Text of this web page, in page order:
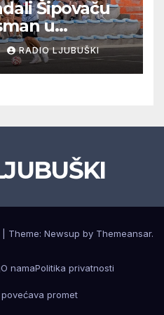
Šipovaču
u
izborio
Klobuk ispao,
četvrtfinale
RADIO LJUBUŠKI
Theme: Newsup by Themeansar.
O namaPolitika privatnosti
promet